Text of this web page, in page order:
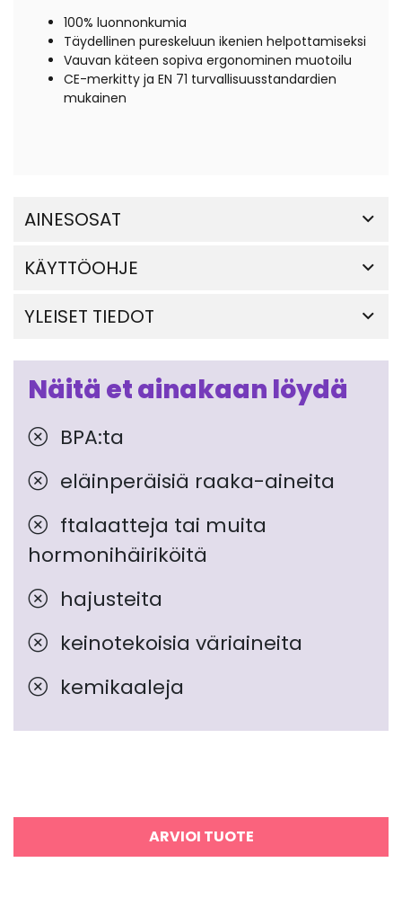
100% luonnonkumia
Täydellinen pureskeluun ikenien helpottamiseksi
Vauvan käteen sopiva ergonominen muotoilu
CE-merkitty ja EN 71 turvallisuusstandardien
mukainen
AINESOSAT
KÄYTTÖOHJE
YLEISET TIEDOT
Näitä et ainakaan löydä
BPA:ta
eläinperäisiä raaka-aineita
ftalaatteja tai muita
hormonihäiriköitä
hajusteita
keinotekoisia väriaineita
kemikaaleja
ARVIOI TUOTE